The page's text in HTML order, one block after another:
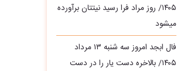
۱۴۰۵/ روز مراد فرا رسید نیتتان برآورده
میشود
فال ابجد امروز سه‌ شنبه ۱۳ مرداد
۱۴۰۵/ بالاخره دست یار را در دست